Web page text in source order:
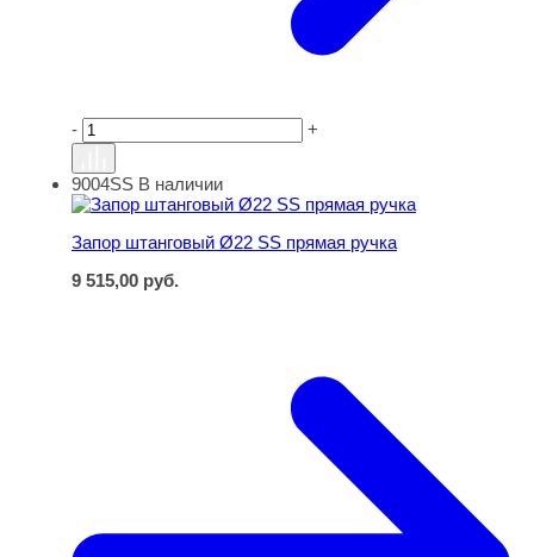
- +
Запор штанговый Ø22 SS прямая ручка
9004SS В наличии
Запор штанговый Ø22 SS прямая ручка
9 515,00 руб.